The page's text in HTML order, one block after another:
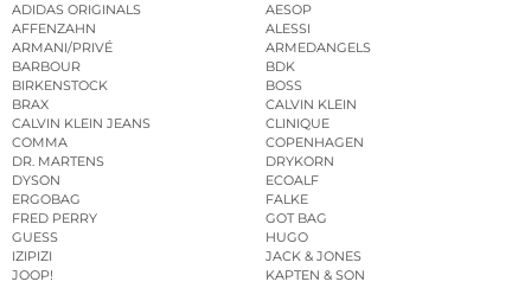
ADIDAS ORIGINALS
AESOP
AFFENZAHN
ALESSI
ARMANI/PRIVÉ
ARMEDANGELS
BARBOUR
BDK
BIRKENSTOCK
BOSS
BRAX
CALVIN KLEIN
CALVIN KLEIN JEANS
CLINIQUE
COMMA
COPENHAGEN
DR. MARTENS
DRYKORN
DYSON
ECOALF
ERGOBAG
FALKE
FRED PERRY
GOT BAG
GUESS
HUGO
IZIPIZI
JACK & JONES
JOOP!
KAPTEN & SON